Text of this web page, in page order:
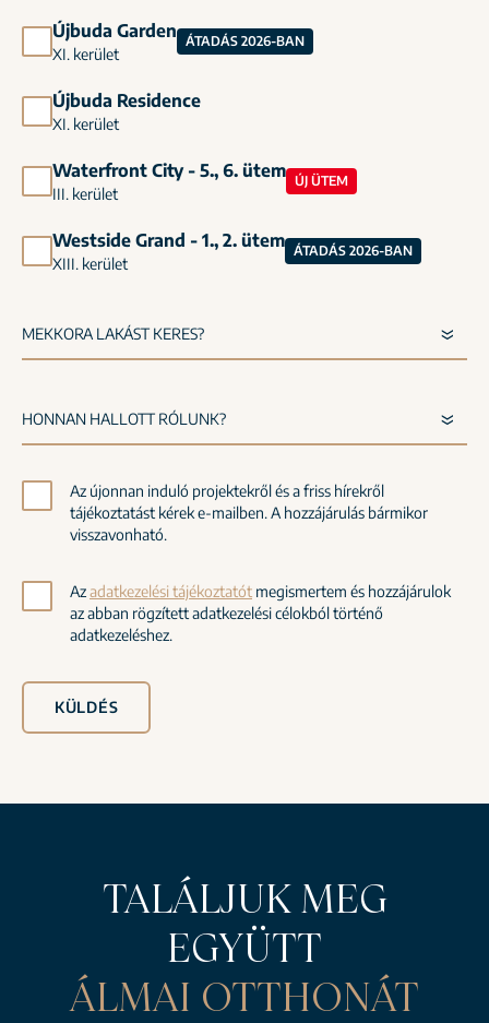
Újbuda Garden
XI. kerület
ÁTADÁS 2026-BAN
Újbuda Residence
XI. kerület
Waterfront City - 5., 6. ütem
III. kerület
ÚJ ÜTEM
Westside Grand - 1., 2. ütem
XIII. kerület
ÁTADÁS 2026-BAN
Az újonnan induló projektekről és a friss hírekről
tájékoztatást kérek e-mailben. A hozzájárulás bármikor
visszavonható.
Azadatkezelési tájékoztatót megismertem és hozzájárulok
az abban rögzített adatkezelési célokból történő
adatkezeléshez.
KÜLDÉS
TALÁLJUK MEG
EGYÜTT
ÁLMAI OTTHONÁT